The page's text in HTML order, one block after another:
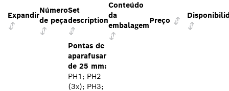
Expandir
Número
de peça
Set
description
Conteúdo
da
embalagem
Preço
Pontas de
aparafusar
de 25 mm:
PH1; PH2
(3x); PH3;